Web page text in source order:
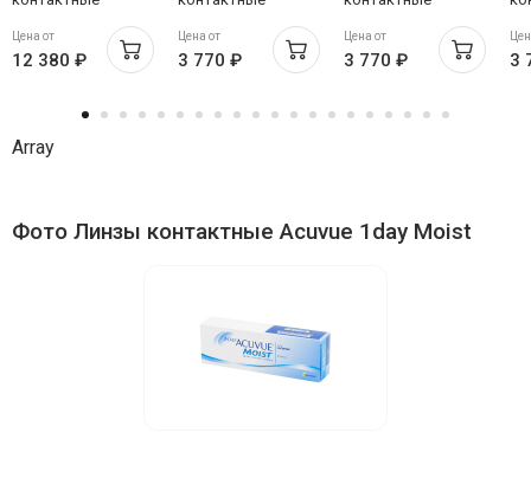
однодневные №90
sph -7.00
Цена от
12 380 ₽
однодневные №30
sph -8.50
Цена от
3 770 ₽
однодневные №30
sph -7.50
Цена от
3 770 ₽ 3
Array
Фото Линзы контактные Acuvue 1day Moist